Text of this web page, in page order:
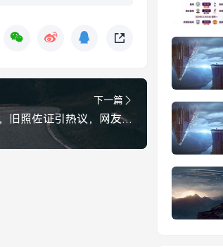
下一篇
杨紫被质疑未使用原名，旧照佐证引热议，网友，这难道是谐音梗？杨紫被疑未用原名，旧照佐证引热议，难道是谐音梗？